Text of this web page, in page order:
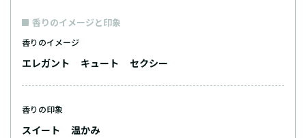
香りのイメージと印象
香りのイメージ
エレガント キュート セクシー
香りの印象
スイート 温かみ